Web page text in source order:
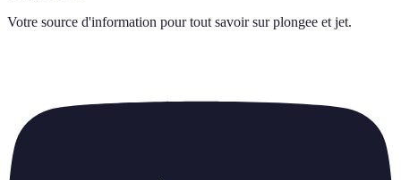
Votre source d'information pour tout savoir sur plongee et jet.